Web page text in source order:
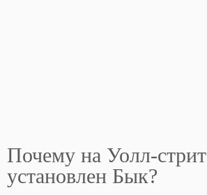
Почему на Уолл-стрит
установлен Бык?